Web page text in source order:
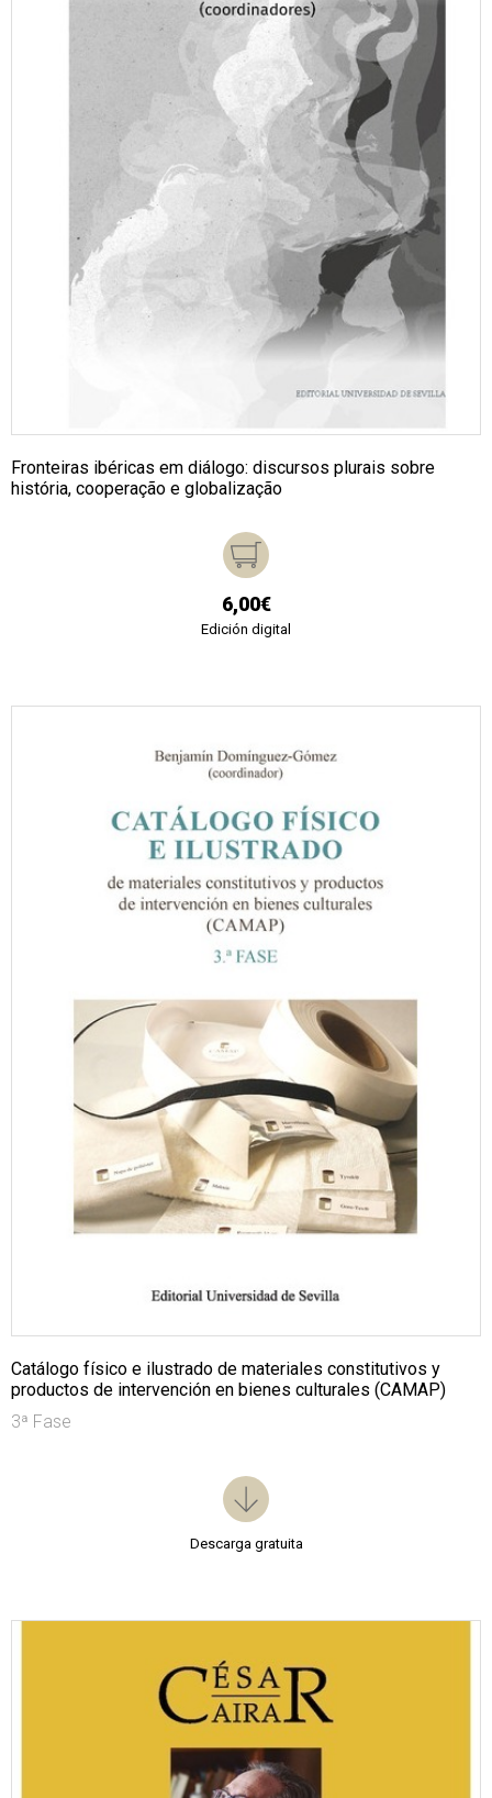
Fronteiras ibéricas em diálogo: discursos plurais sobre
história, cooperação e globalização
6,00€
Edición digital
Catálogo físico e ilustrado de materiales constitutivos y
productos de intervención en bienes culturales (CAMAP)
3ª Fase
Descarga gratuita